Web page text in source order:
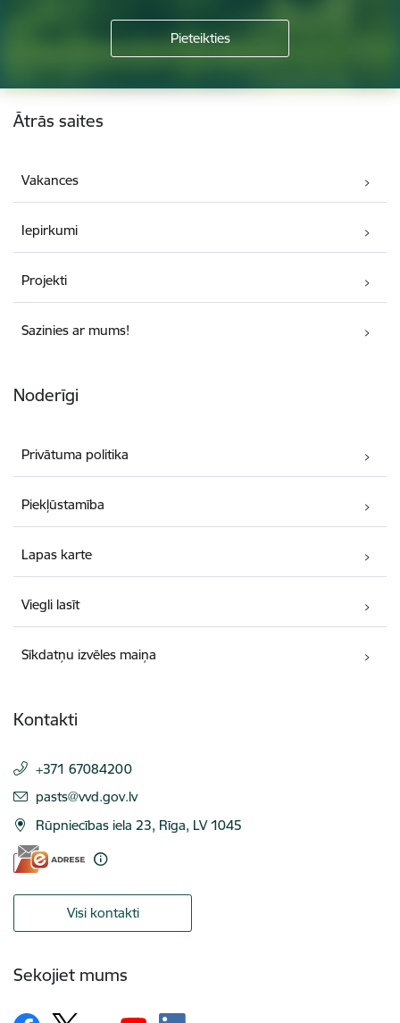
Kājene
Ātrās saites
Vakances
Iepirkumi
Projekti
Sazinies ar mums!
Noderīgi
Privātuma politika
Piekļūstamība
Lapas karte
Viegli lasīt
Sīkdatņu izvēles maiņa
Kontakti
+371 67084200
E-pasts:
pasts@vvd.gov.lv
Rūpniecības iela 23, Rīga, LV 1045
Visi kontakti
Sekojiet mums